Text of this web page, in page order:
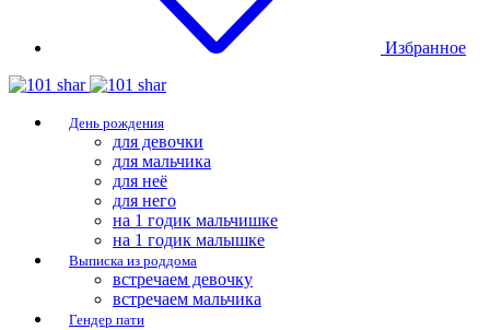
Избранное
День рождения
для девочки
для мальчика
для неё
для него
на 1 годик мальчишке
на 1 годик малышке
Выписка из роддома
встречаем девочку
встречаем мальчика
Гендер пати